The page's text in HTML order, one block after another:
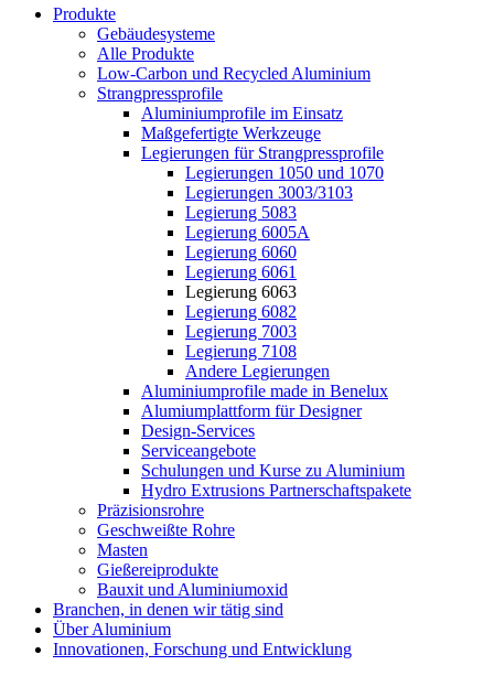
Produkte
Gebäudesysteme
Alle Produkte
Low-Carbon und Recycled Aluminium
Strangpressprofile
Aluminiumprofile im Einsatz
Maßgefertigte Werkzeuge
Legierungen für Strangpressprofile
Legierungen 1050 und 1070
Legierungen 3003/3103
Legierung 5083
Legierung 6005A
Legierung 6060
Legierung 6061
Legierung 6063
Legierung 6082
Legierung 7003
Legierung 7108
Andere Legierungen
Aluminiumprofile made in Benelux
Alumiumplattform für Designer
Design-Services
Serviceangebote
Schulungen und Kurse zu Aluminium
Hydro Extrusions Partnerschaftspakete
Präzisionsrohre
Geschweißte Rohre
Masten
Gießereiprodukte
Bauxit und Aluminiumoxid
Branchen, in denen wir tätig sind
Über Aluminium
Innovationen, Forschung und Entwicklung